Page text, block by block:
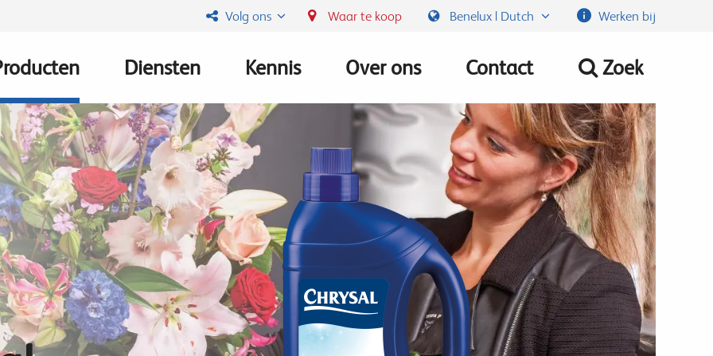
Volg ons Waar te koop Benelux | Dutch Werken bij
Diensten Kennis Over ons Contact Zoek